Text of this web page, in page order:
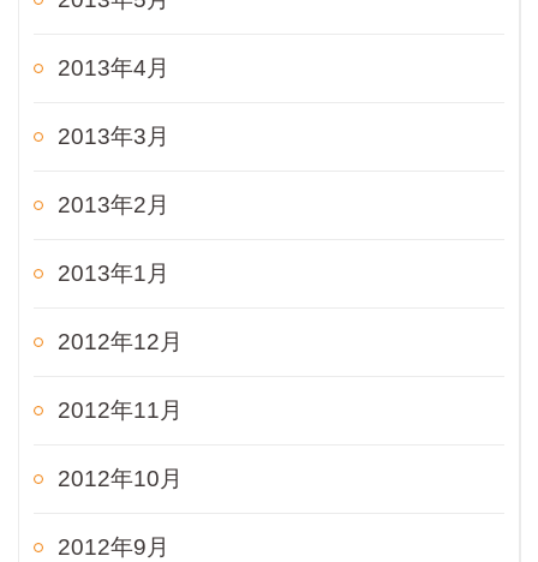
2013年4月
2013年3月
2013年2月
2013年1月
2012年12月
2012年11月
2012年10月
2012年9月